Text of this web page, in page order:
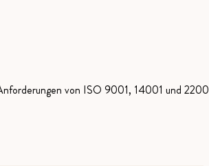
von ISO 9001, 14001 und